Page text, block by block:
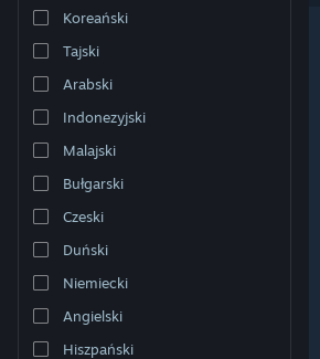
Pobierz aplikację mobilną Steam
Wersja przeglądarkowa
Koreański
Tajski
Arabski
Indonezyjski
Malajski
Bułgarski
Czeski
Duński
Niemiecki
Angielski
Hiszpański